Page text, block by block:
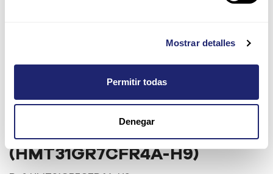
Mostrar detalles
Permitir todas
Denegar
Hynix 8GB DDR3-1333 RDIMM
ECC LV Enterprise
(HMT31GR7CFR4A-H9)